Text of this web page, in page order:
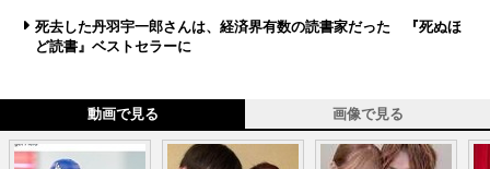
死去した丹羽宇一郎さんは、経済界有数の読書家だった 『死ぬほ
ど読書』ベストセラーに
動画で見る 画像で見る